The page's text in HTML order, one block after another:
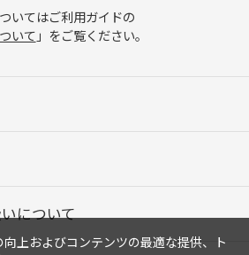
いてはご利用ガイドの
いて 」をご覧ください。
について
上およびコンテンツの最適な提供、ト